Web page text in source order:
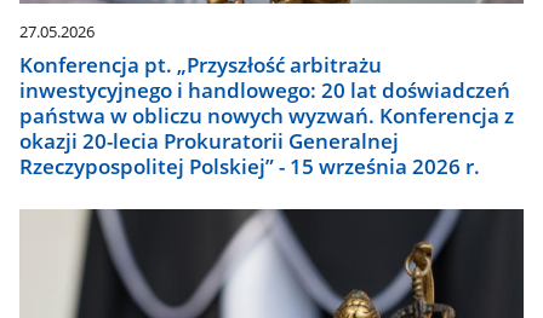
27.05.2026
Konferencja pt. „Przyszłość arbitrażu
inwestycyjnego i handlowego: 20 lat doświadczeń
państwa w obliczu nowych wyzwań. Konferencja z
okazji 20-lecia Prokuratorii Generalnej
Rzeczypospolitej Polskiej” - 15 września 2026 r.